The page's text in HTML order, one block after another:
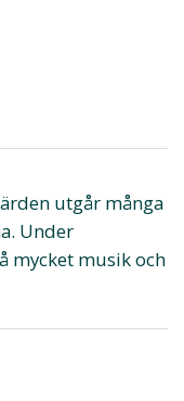
utgår många
Under
mycket musik och